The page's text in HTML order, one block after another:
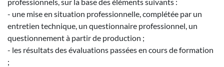
- une mise en situation professionnelle, complétée par un
entretien technique, un questionnaire professionnel, un
questionnement à partir de production ;
- les résultats des évaluations passées en cours de formation
;